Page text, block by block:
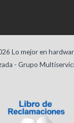
Lo mejor en
- Grupo